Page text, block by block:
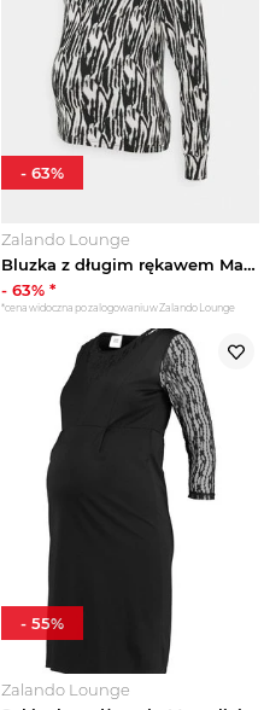
Zalando Lounge
Bluzka z długim rękawem Mamalicious biały
- 63% *
*cena widoczna po zalogowaniu w Zalando Lounge
- 63%
Zalando Lounge
- 55%